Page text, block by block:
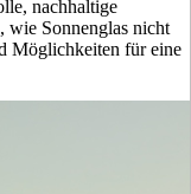
nachhaltige
wie Sonnenglas nicht
Möglichkeiten für eine